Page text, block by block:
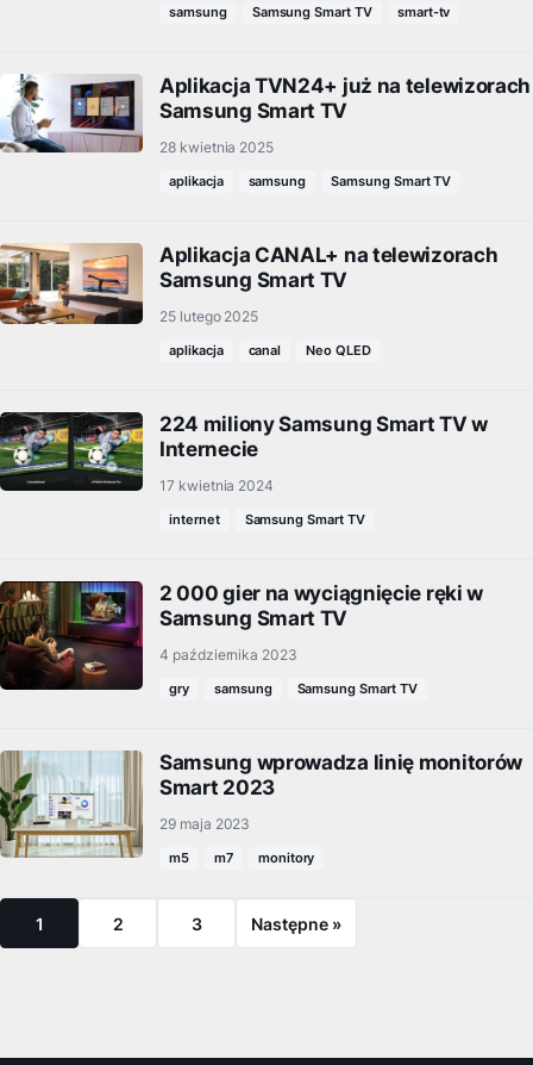
samsung Samsung Smart TV smart-tv
Aplikacja TVN24+ już na telewizorach
Samsung Smart TV
28 kwietnia 2025
aplikacja samsung Samsung Smart TV
Aplikacja CANAL+ na telewizorach
Samsung Smart TV
25 lutego 2025
aplikacja canal Neo QLED
224 miliony Samsung Smart TV w
Internecie
17 kwietnia 2024
internet Samsung Smart TV
2 000 gier na wyciągnięcie ręki w
Samsung Smart TV
4 października 2023
gry samsung Samsung Smart TV
Samsung wprowadza linię monitorów
Smart 2023
29 maja 2023
m5 m7 monitory
1 2 3 Następne »